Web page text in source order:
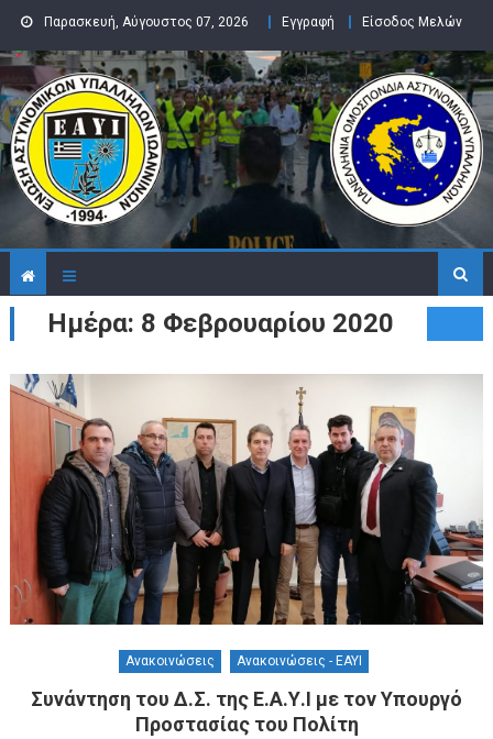
Skip to content
Παρασκευή, Αύγουστος 07, 2026 Εγγραφή Είσοδος Μελών
Ημέρα: 8 Φεβρουαρίου 2020
Ανακοινώσεις Ανακοινώσεις - ΕΑΥΙ
Συνάντηση του Δ.Σ. της Ε.Α.Υ.Ι με τον Υπουργό
Προστασίας του Πολίτη